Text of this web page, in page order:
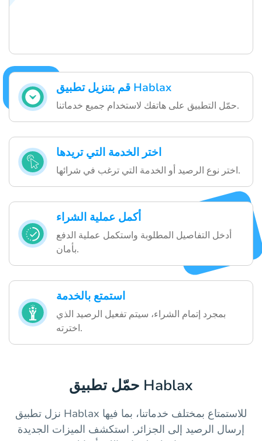
قم بتنزيل تطبيق Hablax
حمّل التطبيق على هاتفك لاستخدام جميع خدماتنا.
اختر الخدمة التي تريدها
اختر نوع الرصيد أو الخدمة التي ترغب في شرائها.
أكمل عملية الشراء
أدخل التفاصيل المطلوبة واستكمل عملية الدفع
بأمان.
استمتع بالخدمة
بمجرد إتمام الشراء، سيتم تفعيل الرصيد الذي
اخترته.
حمّل تطبيق Hablax
نزل تطبيق Hablax للاستمتاع بمختلف خدماتنا، بما فيها
إرسال الرصيد إلى الجزائر. استكشف الميزات الجديدة